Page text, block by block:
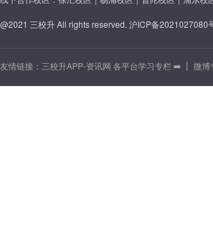
@2021 三校升 All rights reserved. 沪ICP备2021027080
友情链接： 三校升APP-资讯网 各平台学习专栏 ➡️ 微博